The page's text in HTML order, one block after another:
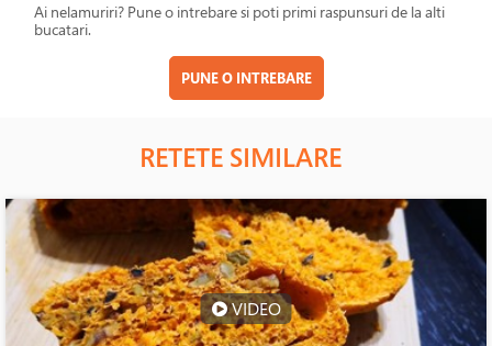
Ai nelamuriri? Pune o intrebare si poti primi raspunsuri de la alti
bucatari.
PUNE O INTREBARE
RETETE SIMILARE
VIDEO